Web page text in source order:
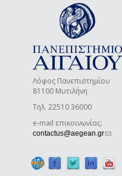
Λόφος Πανεπιστημίου
81100 Μυτιλήνη
Τηλ. 22510 36000
e-mail επικοινωνίας:
contactus@aegean.gr(link